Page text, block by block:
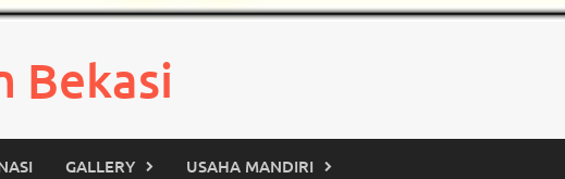
Bekasi
GALLERY USAHA MANDIRI